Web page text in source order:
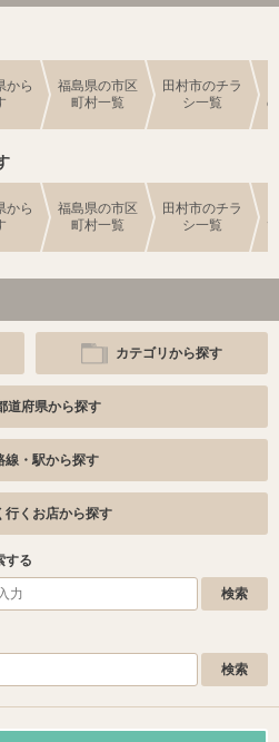
から
福島県の市区
町村一覧
田村市のチラ
シ一覧
から
福島県の市区
町村一覧
田村市のチラ
シ一覧
カテゴリから探す
道府県から探す
線・駅から探す
行くお店から探す
する